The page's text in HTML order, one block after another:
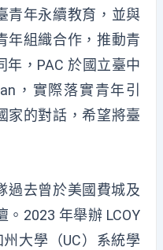
青年永續教育，並與
年組織合作，推動青
年，PAC 於國立臺中
，實際落實青年引
家的對話，希望將臺
過去曾於美國費城及
。2023 年舉辦 LCOY
大學（UC）系統學